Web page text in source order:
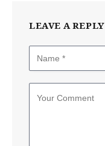
LEAVE A REPLY